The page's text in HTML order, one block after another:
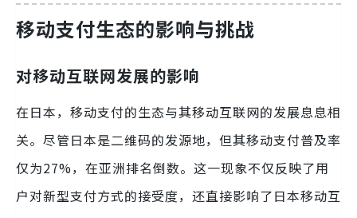
移动支付生态的影响与挑战
对移动互联网发展的影响
在日本，移动支付的生态与其移动互联网的发展息息相
关。尽管日本是二维码的发源地，但其移动支付普及率
仅为27%，在亚洲排名倒数。这一现象不仅反映了用
户对新型支付方式的接受度，还直接影响了日本移动互